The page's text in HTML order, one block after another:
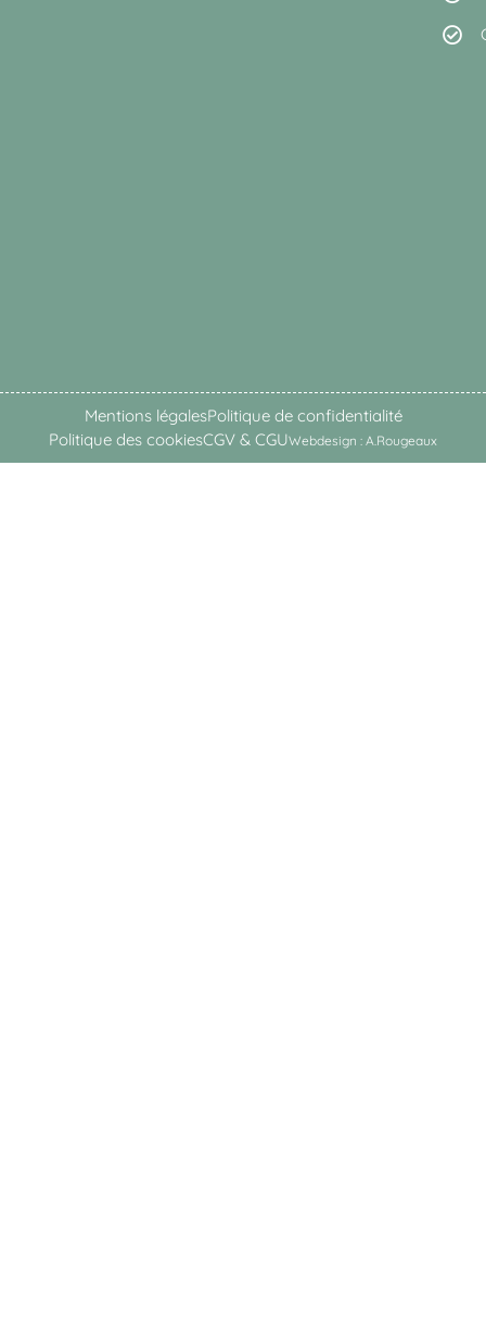
Mentions légalesPolitique de confidentialité
Politique des cookiesCGV & CGUWebdesign : A.Rougeaux